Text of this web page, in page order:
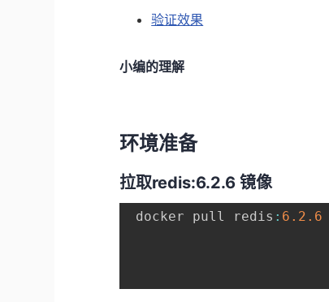
验证效果
小编的理解
环境准备
拉取redis:6.2.6 镜像
docker pull redis : 6.2 .6